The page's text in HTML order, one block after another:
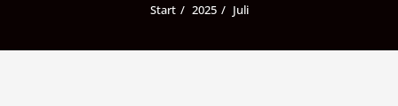
Start 2025 Juli